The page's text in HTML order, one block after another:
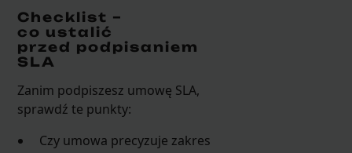
Checklist –
co ustalić
przed podpisaniem
SLA
Zanim podpiszesz umowę SLA,
sprawdź te punkty:
Czy umowa precyzuje zakres